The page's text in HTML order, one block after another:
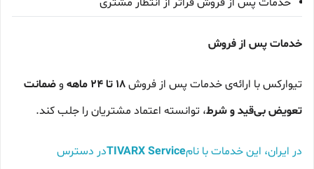
خدمات پس از فروش
تیوارکس با ارائه‌ی خدمات پس از فروش۱۸ تا ۲۴ ماهه وضمانت
تعویض بی‌قید و شرط، توانسته اعتماد مشتریان را جلب کند.
در ایران، این خدمات با نامTIVARX Serviceدر دسترس